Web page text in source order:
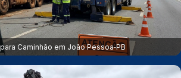
Caminhão em João Pessoa‑PB